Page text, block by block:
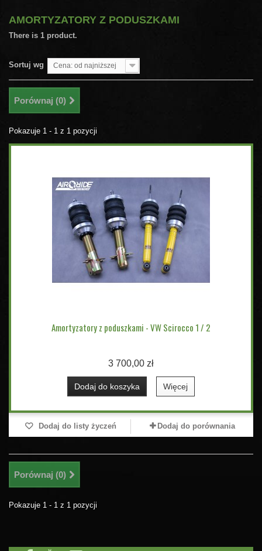
AMORTYZATORY Z PODUSZKAMI
There is 1 product.
Sortuj wg Cena: od najniższej
Porównaj (0)
Pokazuje 1 - 1 z 1 pozycji
Amortyzatory z poduszkami - VW Scirocco 1 / 2
3 700,00 zł
Dodaj do koszyka Więcej
Dodaj do listy życzeń Dodaj do porównania
Porównaj (0)
Pokazuje 1 - 1 z 1 pozycji